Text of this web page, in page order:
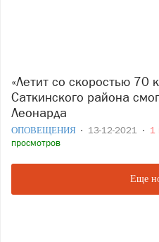
«Летит со скоростью 70 км/с»: жители
Саткинского района
Леонарда
ОПОВЕЩЕНИЯ 13-12-2021 1
просмотров
Еще